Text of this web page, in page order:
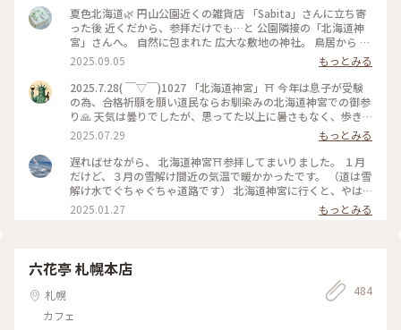
夏色北海道🌿 円山公園近くの雑貨店 「Sabita」さんに立ち寄
った後 近くだから、参拝だけでも…と 公園隣接の「北海道神
宮」さんへ。 自然に包まれた 広大な敷地の神社。 鳥居から 神
門へと まっすぐに続く参道は 緑に包まれて何とも清々しい。
美しい神門には、見たことのないしめ縄。 真ん中が太くて 米
俵？がふたつ？ フラヌイ大注連縄というそう。 フラヌイは、
アイヌ語で富良野の地名の由来、 ほぼ 4年に一度、富良野で作
られ奉納されるとか。。 広大な神社、ゆっくり巡れなかった
けど 帰りに買った「六花亭 神宮茶屋店」さんの 温められた 判
官さま（焼き餅、撮り忘れ..）は 何個でも食べられそうな 美味
しさでした。 #夏色北海道#札幌#北海道神宮#自然豊か#四柱神
社#フラヌイ大注連縄#六花亭 判官さま#ゆるりｼﾆｱ旅#ゆるり夏
時間
2025.09.05
もっとみる
2025.7.28( ￣▽￣)1027 「北海道神宮」⛩️ 今年は息子が受験
の為、合格祈願を願い道民ならお馴染みの北海道神宮での御参
り🙏 天気は曇りでしたが、思ってた以上に暑さもなく、歩き
やすかったです🚶 #北海道#札幌市#円山#散歩#御参り#アート
な景色#神社#合格祈願
2025.07.29
もっとみる
遅ればせながら、 北海道神宮⛩️参拝してまいりました。 １月
だけど、３月の雪解け間近の気温で暖かかったです。 （道は雪
解け水でぐちゃぐちゃ道路です） 北海道神宮に行くと、やは
りシャキッとしますね。 帰りは、タイ料理のお店へ ガパオラ
イスと、レッドカレー
2025.01.27 もっとみる
六花亭 札幌本店
札幌
カフェ
484